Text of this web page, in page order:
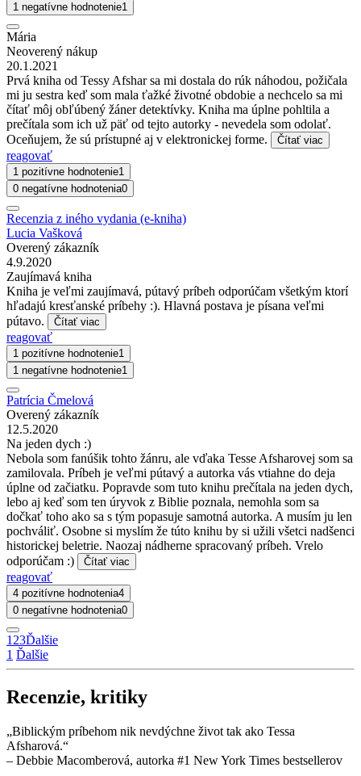
1 negatívne hodnotenie1
Mária
Neoverený nákup
20.1.2021
Prvá kniha od Tessy Afshar sa mi dostala do rúk náhodou, požičala
mi ju sestra keď som mala ťažké životné obdobie a nechcelo sa mi
čítať môj obľúbený žáner detektívky. Kniha ma úplne pohltila a
prečítala som ich už päť od tejto autorky - nevedela som odolať.
Oceňujem, že sú prístupné aj v elektronickej forme.
Čítať viac
reagovať
1 pozitívne hodnotenie1
0 negatívne hodnotenia0
Recenzia z iného vydania (e-kniha)
Lucia Vašková
Overený zákazník
4.9.2020
Zaujímavá kniha
Kniha je veľmi zaujímavá, pútavý príbeh odporúčam všetkým ktorí
hľadajú kresťanské príbehy :). Hlavná postava je písana veľmi
pútavo.
Čítať viac
reagovať
1 pozitívne hodnotenie1
1 negatívne hodnotenie1
Patrícia Čmelová
Overený zákazník
12.5.2020
Na jeden dych :)
Nebola som fanúšik tohto žánru, ale vďaka Tesse Afsharovej som sa
zamilovala. Príbeh je veľmi pútavý a autorka vás vtiahne do deja
úplne od začiatku. Popravde som tuto knihu prečítala na jeden dych,
lebo aj keď som ten úryvok z Biblie poznala, nemohla som sa
dočkať toho ako sa s tým popasuje samotná autorka. A musím ju len
pochváliť. Osobne si myslím že túto knihu by si užili všetci nadšenci
historickej beletrie. Naozaj nádherne spracovaný príbeh. Vrelo
odporúčam :)
Čítať viac
reagovať
4 pozitívne hodnotenia4
0 negatívne hodnotenia0
1 23Ďalšie
1 Ďalšie
Recenzie, kritiky
„Biblickým príbehom nik nevdýchne život tak ako Tessa
Afsharová.“
– Debbie Macomberová, autorka #1 New York Times bestsellerov